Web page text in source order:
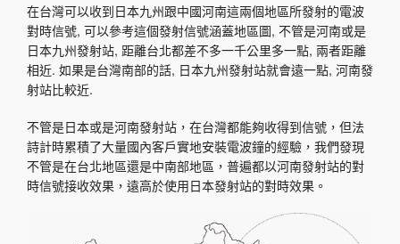
在台灣可以收到日本九州跟中國河南這兩個地區所發射的電波
對時信號, 可以參考這個發射信號涵蓋地區圖, 不管是河南或是
日本九州發射站, 距離台北都差不多一千公里多一點, 兩者距離
相近. 如果是台灣南部的話, 日本九州發射站就會遠一點, 河南發
射站比較近.
不管是日本或是河南發射站，在台灣都能夠收得到信號，但法
詩計時累積了大量國內客戶實地安裝電波鐘的經驗，我們發現
不管是在台北地區還是中南部地區，普遍都以河南發射站的對
時信號接收效果，遠高於使用日本發射站的對時效果。